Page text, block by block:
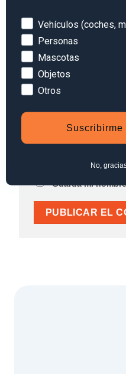
Tu dirección de
Comentario*
Nombre*
Guarda mi
Devices
Vehículos (coches,
Personas
Mascotas
Objetos
Otros
Suscribirme
No,